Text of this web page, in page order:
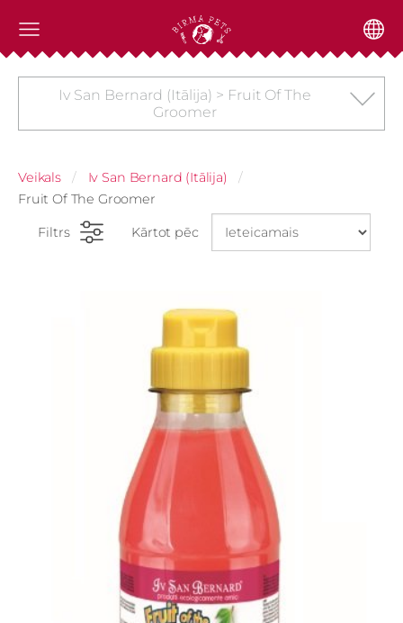
Iv San Bernard (Itālija) > Fruit Of The
Groomer
Veikals
Iv San Bernard (Itālija)
Fruit Of The Groomer
Filtrs Kārtot pēc